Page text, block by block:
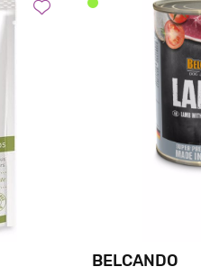
BELCANDO